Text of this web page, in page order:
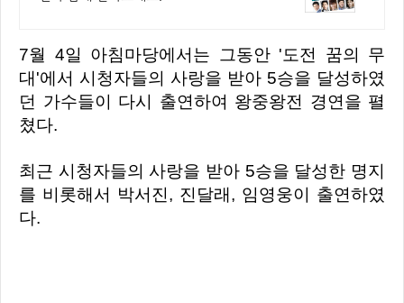
7월 4일 아침마당에서는 그동안 '도전 꿈의 무
대'에서 시청자들의 사랑을 받아 5승을 달성하였
던 가수들이 다시 출연하여 왕중왕전 경연을 펼
쳤다.
최근 시청자들의 사랑을 받아 5승을 달성한 명지
를 비롯해서 박서진, 진달래, 임영웅이 출연하였
다.